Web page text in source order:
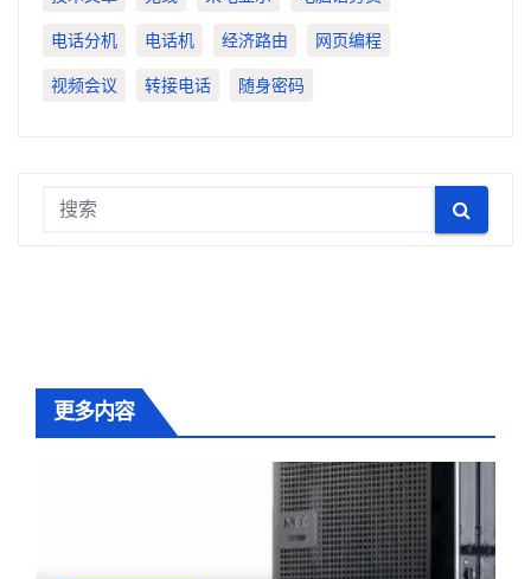
电话分机 电话机 经济路由 网页编程
视频会议 转接电话 随身密码
更多内容